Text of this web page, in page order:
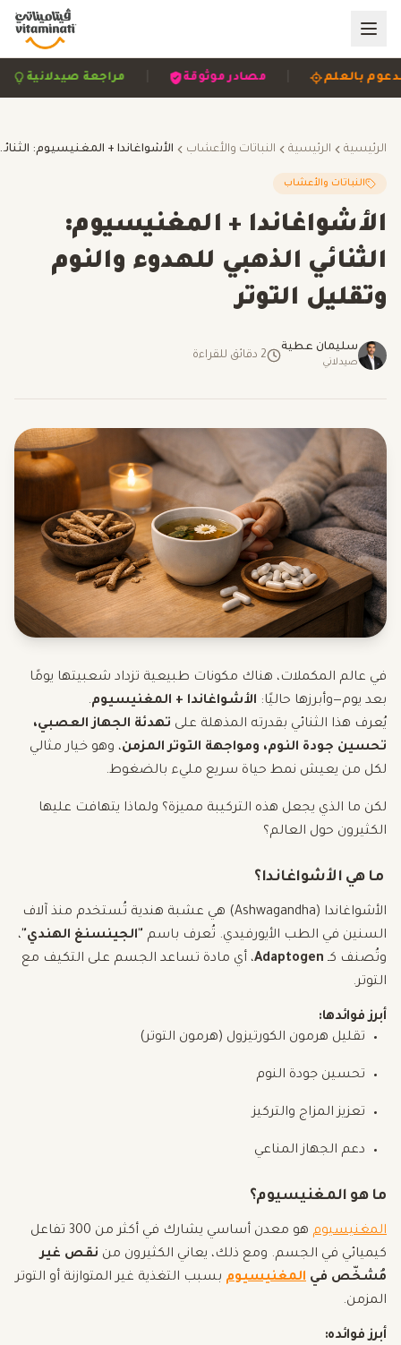
مراجعة صيدلانية | مصادر موثوقة | مدعوم بالعلم
الرئيسية الرئيسية النباتات والأعشاب الأشواغاندا + المغنيسيوم:
النباتات والأعشاب
الأشواغاندا + المغنيسيوم:
الثنائي الذهبي للهدوء والنوم
وتقليل التوتر
سليمان عطية
صيدلاني
2 دقائق للقراءة
في عالم المكملات، هناك مكونات طبيعية تزداد شعبيتها يومًا
بعد يوم—وأبرزها حاليًا: الأشواغاندا + المغنيسيوم.
يُعرف هذا الثنائي بقدرته المذهلة على تهدئة الجهاز العصبي،
تحسين جودة النوم، ومواجهة التوتر المزمن، وهو خيار مثالي
لكل من يعيش نمط حياة سريع مليء بالضغوط.
لكن ما الذي يجعل هذه التركيبة مميزة؟ ولماذا يتهافت عليها
الكثيرون حول العالم؟
ما هي الأشواغاندا؟
الأشواغاندا (Ashwagandha) هي عشبة هندية تُستخدم منذ آلاف
السنين في الطب الأيورفيدي. تُعرف باسم "الجينسنغ الهندي"،
وتُصنف كـ Adaptogen، أي مادة تساعد الجسم على التكيف مع
التوتر.
أبرز فوائدها:
تقليل هرمون الكورتيزول (هرمون التوتر)
تحسين جودة النوم
تعزيز المزاج والتركيز
دعم الجهاز المناعي
ما هو المغنيسيوم؟
المغنيسيوم
هو معدن أساسي يشارك في أكثر من 300 تفاعل
كيميائي في الجسم. ومع ذلك، يعاني الكثيرون من نقص غير
مُشخّص في المغنيسيوم بسبب التغذية غير المتوازنة أو التوتر
المزمن.
أبرز فوائده: